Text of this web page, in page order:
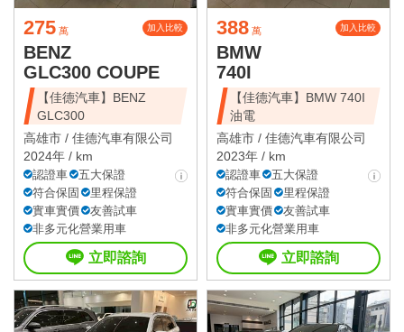
275 萬 加入比較
BENZ
GLC300 COUPE
【佳德汽車】BENZ
GLC300
高雄市 / 佳德汽車有限公司
2024年 / km
認證車
五大保證
符合保固
里程保證
實車實價
友善試車
非多元化營業用車
立即諮詢
388 萬 加入比較
BMW
740I
【佳德汽車】BMW 740I
油電
高雄市 / 佳德汽車有限公司
2023年 / km
認證車
五大保證
符合保固
里程保證
實車實價
友善試車
非多元化營業用車
立即諮詢